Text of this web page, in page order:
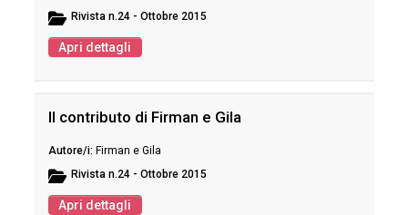
Rivista n.24 - Ottobre 2015
Apri dettagli
Il contributo di Firman e Gila
Firman e Gila
Rivista n.24 - Ottobre 2015
Apri dettagli